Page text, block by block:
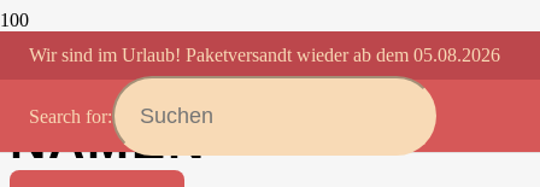
Wir sind im Urlaub! Paketversandt wieder ab dem 05.08.2026
Search for:
JAUSENBRETT MIT
NAMEN